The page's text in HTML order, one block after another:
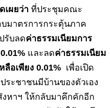
เผยว่า ที่ประชุมคณะ
มาตรการกระตุ้นภาค
รับลดค่าธรรมเนียมการ
และลดค่าธรรมเนียม
ลือเพียง 0.01% เพื่อเปิด
ระชาชนมีบ้านของตัวเอง
หาฯ ให้กลับมาคึกคักอีก